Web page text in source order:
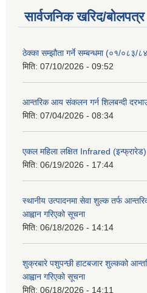
सार्वजनिक खरिद/
ठेक्का सम्झौता गर्ने सम्बन्धमा (०१/०८३/
मिति: 07/10/2026 - 09:52
आन्तरिक आय संकलन गर्न शिलबन्दी
मिति: 07/04/2026 - 08:34
एकल महिला लक्षित Infrared (इन्फ्रारेड)
मिति: 06/19/2026 - 17:44
स्थानीय उत्पादनमा सेवा शुल्क तर्फ
आह्वान गरिएको सूचना
मिति: 06/18/2026 - 14:14
शुक्रबारे पशुपन्छी हाटबजार शुल्कको
आह्वान गरिएको सूचना
मिति: 06/18/2026 - 14:11